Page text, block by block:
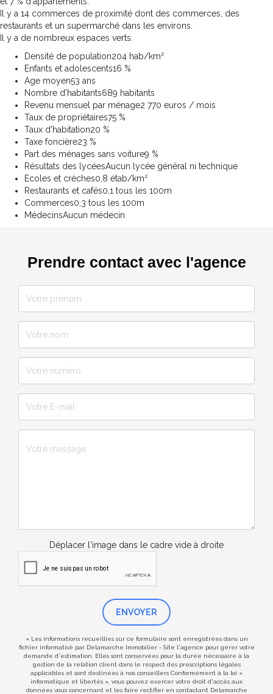
Il y a 14 commerces de proximité dont des commerces, des
restaurants et un supermarché dans les environs.
Il y a de nombreux espaces verts.
Densité de population204 hab/km²
Enfants et adolescents16 %
Age moyen53 ans
Nombre d'habitants689 habitants
Revenu mensuel par ménage2 770 euros / mois
Taux de propriétaires75 %
Taux d'habitation20 %
Taxe foncière23 %
Part des ménages sans voiture9 %
Résultats des lycéesAucun lycée général ni technique
Ecoles et crèches0,8 étab/km²
Restaurants et cafés0,1 tous les 100m
Commerces0,3 tous les 100m
MédecinsAucun médecin
Prendre contact avec l'agence
Déplacer l'image dans le cadre vide à droite
ENVOYER
« Les informations recueillies sur ce formulaire sont enregistrées dans un
fichier informatisé par Delamarche Immobilier - Site l'agence pour gérer votre
demande d'estimation. Elles sont conservées pour la durée nécessaire à la
gestion de la relation client dans le respect des prescriptions légales
applicables et sont destinées à nos conseillers Conformément à la loi «
informatique et libertés », vous pouvez exercer votre droit d'accès aux
données vous concernant et les faire rectifier en contactant Delamarche